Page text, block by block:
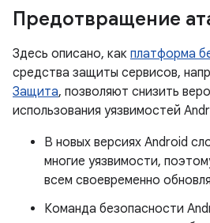
Предотвращение
Здесь описано, как платформа
средства защиты сервисов,
Защита, позволяют снизить
использования уязвимостей
В новых версиях Android
многие уязвимости,
всем своевременно
Команда безопасности